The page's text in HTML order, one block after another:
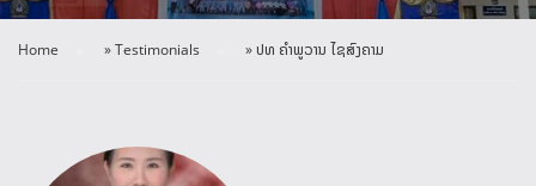
Home »Testimonials »ປທ ຄໍາພູວານ ໄຊສົງຄາມ